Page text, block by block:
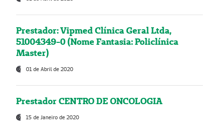
Prestador: Vipmed Clínica Geral Ltda,
51004349-0 (Nome Fantasia: Policlínica
Master)
01 de Abril de 2020
Prestador CENTRO DE ONCOLOGIA
15 de Janeiro de 2020